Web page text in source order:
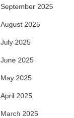
September 2025
August 2025
July 2025
June 2025
May 2025
April 2025
March 2025